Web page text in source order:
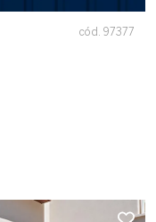
cód. 97377